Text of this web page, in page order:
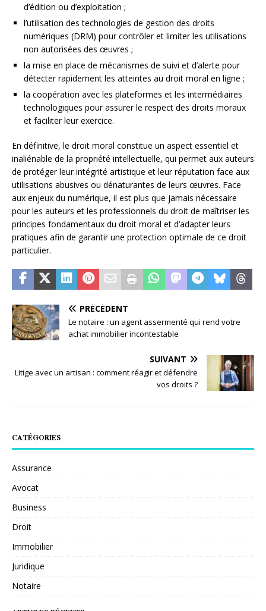
d’édition ou d’exploitation ;
l’utilisation des technologies de gestion des droits
numériques (DRM) pour contrôler et limiter les utilisations
non autorisées des œuvres ;
la mise en place de mécanismes de suivi et d’alerte pour
détecter rapidement les atteintes au droit moral en ligne ;
la coopération avec les plateformes et les intermédiaires
technologiques pour assurer le respect des droits moraux
et faciliter leur exercice.
En définitive, le droit moral constitue un aspect essentiel et
inaliénable de la propriété intellectuelle, qui permet aux auteurs
de protéger leur intégrité artistique et leur réputation face aux
utilisations abusives ou dénaturantes de leurs œuvres. Face
aux enjeux du numérique, il est plus que jamais nécessaire
pour les auteurs et les professionnels du droit de maîtriser les
principes fondamentaux du droit moral et d’adapter leurs
pratiques afin de garantir une protection optimale de ce droit
particulier.
PRÉCÉDENT
Le notaire : un agent assermenté qui rend votre
achat immobilier incontestable
SUIVANT
Litige avec un artisan : comment réagir et défendre
vos droits ?
CATÉGORIES
Assurance
Avocat
Business
Droit
Immobilier
Juridique
Notaire